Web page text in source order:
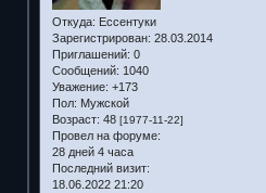
Откуда: Ессентуки
Зарегистрирован: 28.03.2014
Приглашений: 0
Сообщений: 1040
Уважение: +173
Пол: Мужской
Возраст: 48 [1977-11-22]
Провел на форуме:
28 дней 4 часа
Последний визит:
18.06.2022 21:20